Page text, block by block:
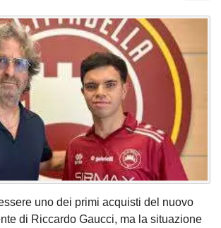
uno dei primi acquisti del nuovo
di Riccardo Gaucci, ma la situazione